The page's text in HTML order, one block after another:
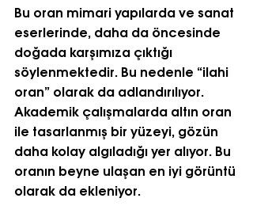
Bu oran mimari yapılarda ve sanat
eserlerinde, daha da öncesinde
doğada karşımıza çıktığı
söylenmektedir. Bu nedenle “ilahi
oran” olarak da adlandırılıyor.
Akademik çalışmalarda altın oran
ile tasarlanmış bir yüzeyi, gözün
daha kolay algıladığı yer alıyor. Bu
oranın beyne ulaşan en iyi görüntü
olarak da ekleniyor.